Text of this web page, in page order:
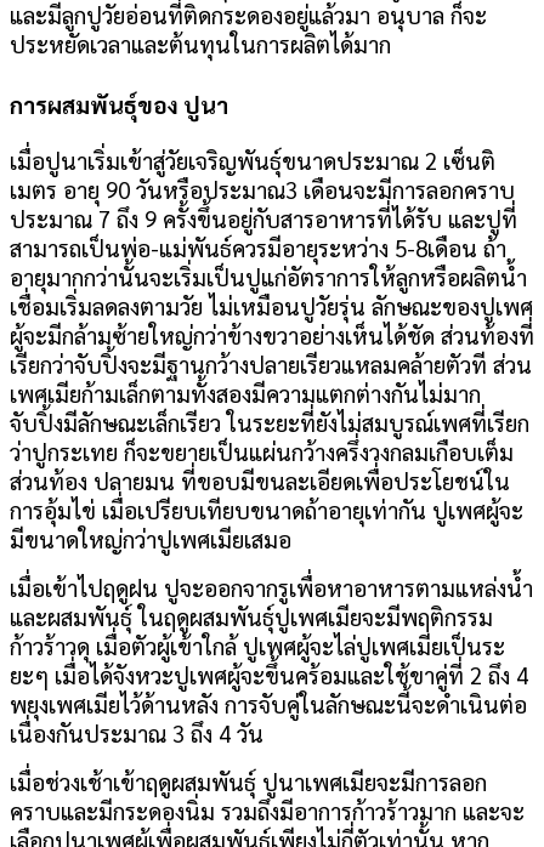
และมีลูกปูวัยอ่อนที่ติดกระดองอยู่แล้วมา อนุบาล ก็จะ
ประหยัดเวลาและต้นทุนในการผลิตได้มาก
การผสมพันธุ์ของ ปูนา
เมื่อปูนาเริ่มเข้าสู่วัยเจริญพันธุ์ขนาดประมาณ 2 เซ็นติ
เมตร อายุ 90 วันหรือประมาณ3 เดือนจะมีการลอกคราบ
ประมาณ 7 ถึง 9 ครั้งขึ้นอยู่กับสารอาหารที่ได้รับ และปูที่
สามารถเป็นพ่อ-แม่พันธ์ควรมีอายุระหว่าง 5-8เดือน ถ้า
อายุมากกว่านั้นจะเริ่มเป็นปูแก่อัตราการให้ลูกหรือผลิตน้ำ
เชื่อมเริ่มลดลงตามวัย ไม่เหมือนปูวัยรุ่น ลักษณะของปูเพศ
ผู้จะมีกล้ามซ้ายใหญ่กว่าข้างขวาอย่างเห็นได้ชัด ส่วนท้องที่
เรียกว่าจับปิ้งจะมีฐานกว้างปลายเรียวแหลมคล้ายตัวที ส่วน
เพศเมียก้ามเล็กตามทั้งสองมีความแตกต่างกันไม่มาก
จับปิ้งมีลักษณะเล็กเรียว ในระยะที่ยังไม่สมบูรณ์เพศที่เรียก
ว่าปูกระเทย ก็จะขยายเป็นแผ่นกว้างครึ่งวงกลมเกือบเต็ม
ส่วนท้อง ปลายมน ที่ขอบมีขนละเอียดเพื่อประโยชน์ใน
การอุ้มไข่ เมื่อเปรียบเทียบขนาดถ้าอายุเท่ากัน ปูเพศผู้จะ
มีขนาดใหญ่กว่าปูเพศเมียเสมอ
เมื่อเข้าไปฤดูฝน ปูจะออกจากรูเพื่อหาอาหารตามแหล่งน้ำ
และผสมพันธุ์ ในฤดูผสมพันธุ์ปูเพศเมียจะมีพฤติกรรม
ก้าวร้าวดุ เมื่อตัวผู้เข้าใกล้ ปูเพศผู้จะไล่ปูเพศเมียเป็นระ
ยะๆ เมื่อได้จังหวะปูเพศผู้จะขึ้นคร้อมและใช้ขาคู่ที่ 2 ถึง 4
พยุงเพศเมียไว้ด้านหลัง การจับคู่ในลักษณะนี้จะดำเนินต่อ
เนื่องกันประมาณ 3 ถึง 4 วัน
เมื่อช่วงเช้าเข้าฤดูผสมพันธุ์ ปูนาเพศเมียจะมีการลอก
คราบและมีกระดองนิ่ม รวมถึงมีอาการก้าวร้าวมาก และจะ
เลือกปูนาเพศผู้เพื่อผสมพันธุ์เพียงไม่กี่ตัวเท่านั้น หาก